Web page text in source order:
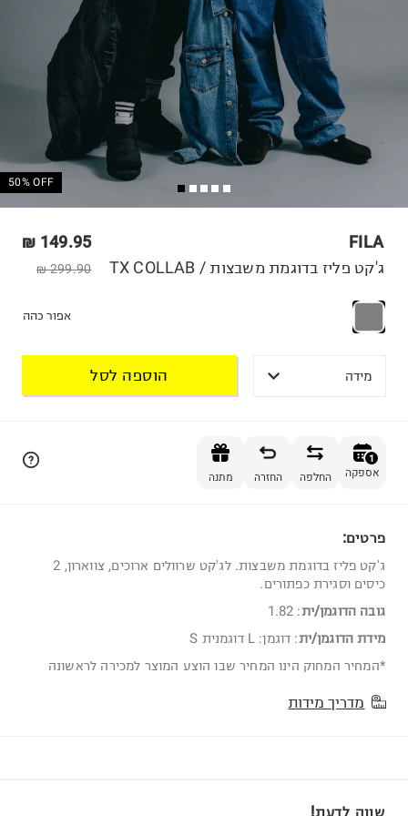
50% OFF
FILA
149.95 ₪
299.90 ₪ ג'קט פליז בדוגמת משבצות / TX COLLAB
אפור כהה
מידה הוספה לסל
1
אספקה החלפה החזרה מתנה
פרטים:
ג'קט פליז בדוגמת משבצות. לג'קט שרוולים ארוכים, צווארון, 2
כיסים וסגירת כפתורים.
גובה הדוגמן/ית:
1.82
מידת הדוגמן/ית: דוגמן: L דוגמנית S
*המחיר המחוק הינו המחיר שבו הוצע המוצר למכירה לראשונה
מדריך מידות
שווה לדעת!